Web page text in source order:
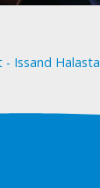
- Issand Halasta